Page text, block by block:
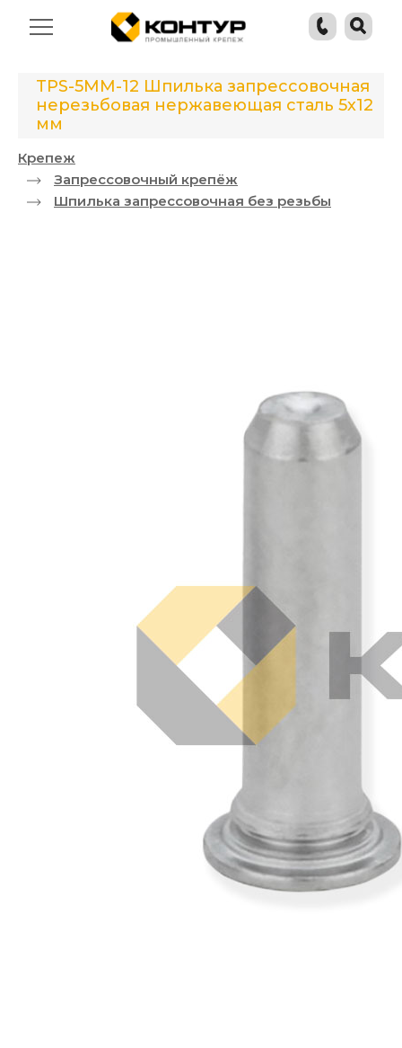
TPS-5MM-12 Шпилька запрессовочная
нерезьбовая нержавеющая сталь 5х12
мм
Крепеж
Запрессовочный крепёж
Шпилька запрессовочная без резьбы